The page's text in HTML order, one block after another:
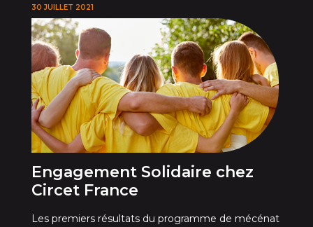
30 JUILLET 2021
Engagement Solidaire chez
Circet France
Les premiers résultats du programme de mécénat